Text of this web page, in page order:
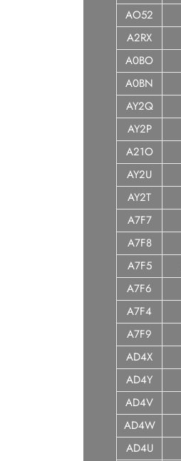
AO52
A2RX
A0BO
A0BN
AY2Q
AY2P
A21O
AY2U
AY2T
A7F7
A7F8
A7F5
A7F6
A7F4
A7F9
AD4X
AD4Y
AD4V
AD4W
AD4U